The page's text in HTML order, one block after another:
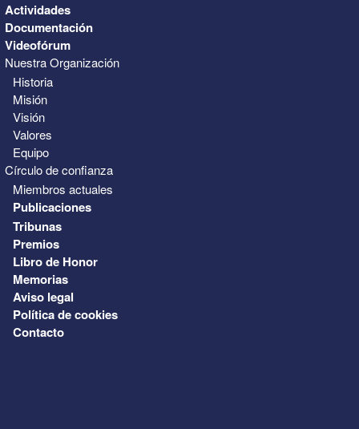
Actividades
Documentación
Videofórum
Nuestra Organización
Historia
Misión
Visión
Valores
Equipo
Círculo de confianza
Miembros actuales
Publicaciones
Tribunas
Premios
Libro de Honor
Memorias
Aviso legal
Política de cookies
Contacto